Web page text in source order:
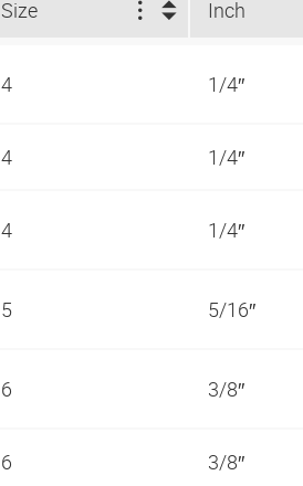
Size Inch
4 1/4″
4 1/4″
4 1/4″
5 5/16″
6 3/8″
6 3/8″